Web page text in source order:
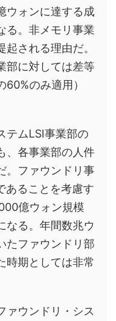
ウォンに達する成
る。非メモリ事業
される理由だ。
部に対しては差等
のみ適用）
テムLSI事業部の
、各事業部の人件
。ファウンドリ事
あることを考慮す
億ウォン規模
なる。年間数兆ウ
たファウンドリ部
時期としては非常
ァウンドリ・シス